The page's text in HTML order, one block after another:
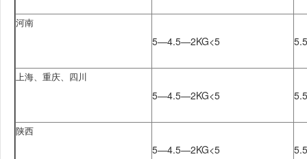
河南
5—4.5—2KG<5
上海、重庆、四川
5—4.5—2KG<5
陕西
5—4.5—2KG<5